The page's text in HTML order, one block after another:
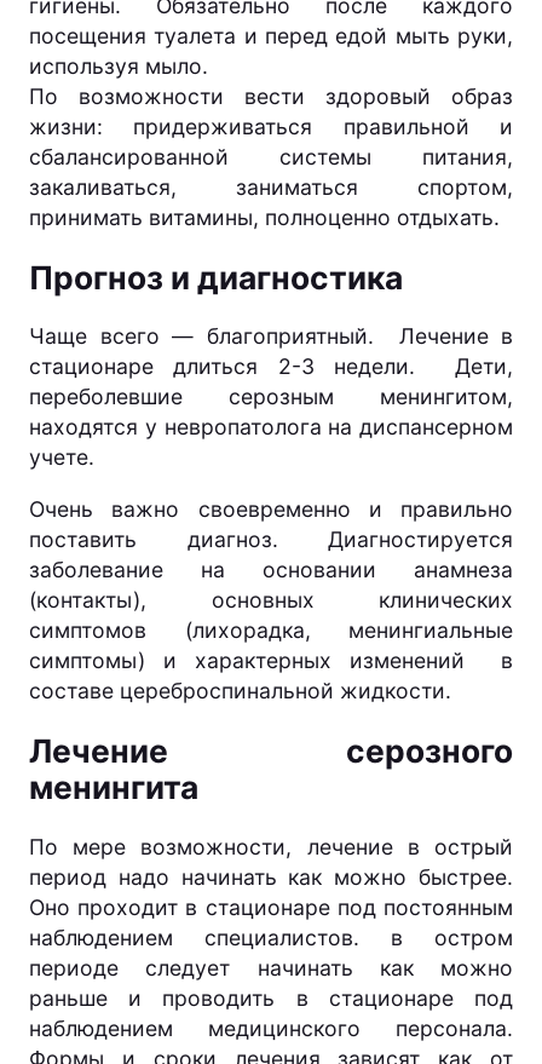
посещения туалета и перед едой мыть руки,
используя мыло.
По возможности вести здоровый образ
жизни: придерживаться правильной и
сбалансированной системы питания,
закаливаться, заниматься спортом,
принимать витамины, полноценно отдыхать.
Прогноз и диагностика
Чаще всего — благоприятный. Лечение в
стационаре длиться 2-3 недели. Дети,
переболевшие серозным менингитом,
находятся у невропатолога на диспансерном
учете.
Очень важно своевременно и правильно
поставить диагноз. Диагностируется
заболевание на основании анамнеза
(контакты), основных клинических
симптомов (лихорадка, менингиальные
симптомы) и характерных изменений в
составе цереброспинальной жидкости.
Лечение серозного
менингита
По мере возможности, лечение в острый
период надо начинать как можно быстрее.
Оно проходит в стационаре под постоянным
наблюдением специалистов. в остром
периоде следует начинать как можно
раньше и проводить в стационаре под
наблюдением медицинского персонала.
Формы и сроки лечения зависят как от